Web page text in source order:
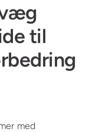
til
med